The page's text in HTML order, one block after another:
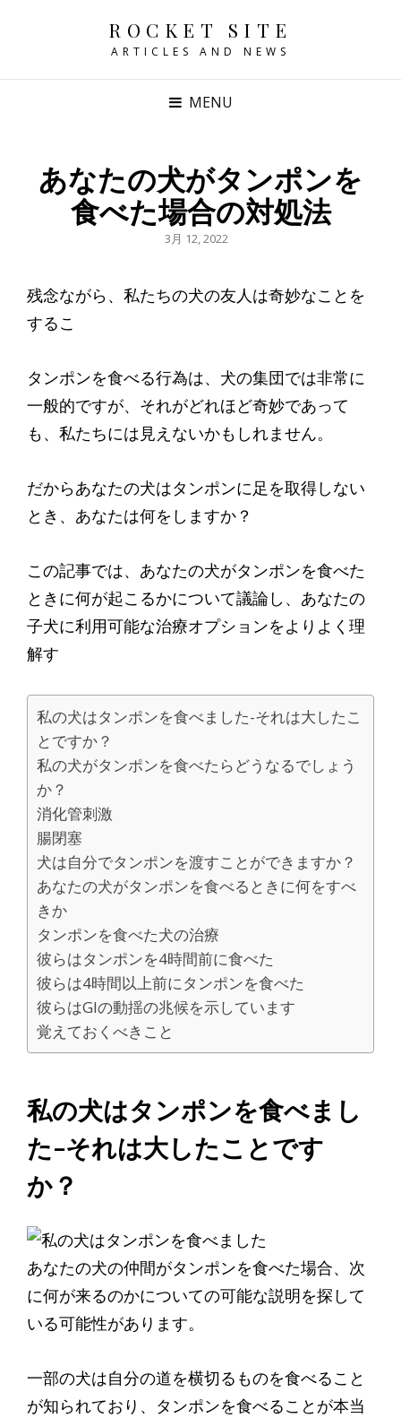
ROCKET SITE
ARTICLES AND NEWS
MENU
あなたの犬がタンポンを
食べた場合の対処法
POSTED
3月 12, 2022
残念ながら、私たちの犬の友人は奇妙なことを
するこ
タンポンを食べる行為は、犬の集団では非常に
一般的ですが、それがどれほど奇妙であって
も、私たちには見えないかもしれません。
だからあなたの犬はタンポンに足を取得しない
とき、あなたは何をしますか？
この記事では、あなたの犬がタンポンを食べた
ときに何が起こるかについて議論し、あなたの
子犬に利用可能な治療オプションをよりよく理
解す
私の犬はタンポンを食べました-それは大したこ
とですか？
私の犬がタンポンを食べたらどうなるでしょう
か？
消化管刺激
腸閉塞
犬は自分でタンポンを渡すことができますか？
あなたの犬がタンポンを食べるときに何をすべ
きか
タンポンを食べた犬の治療
彼らはタンポンを4時間前に食べた
彼らは4時間以上前にタンポンを食べた
彼らはGIの動揺の兆候を示しています
覚えておくべきこと
私の犬はタンポンを食べまし
た-それは大したことです
か？
あなたの犬の仲間がタンポンを食べた場合、次
に何が来るのかについての可能な説明を探して
いる可能性があります。
一部の犬は自分の道を横切るものを食べること
が知られており、タンポンを食べることが本当